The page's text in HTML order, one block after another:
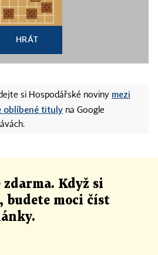
HRÁT
si Hospodářské noviny mezi
oblíbené tituly na Google
zdarma. Když si
budete moci číst
.